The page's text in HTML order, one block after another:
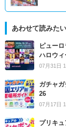
あわせて読みた
ピュー
ハロウィ
07月31日
ガチャ
26
07月17日
プリキ